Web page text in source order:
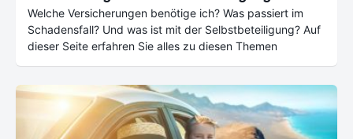
Welche Versicherungen benötige ich? Was passiert im
Schadensfall? Und was ist mit der Selbstbeteiligung? Auf
dieser Seite erfahren Sie alles zu diesen Themen